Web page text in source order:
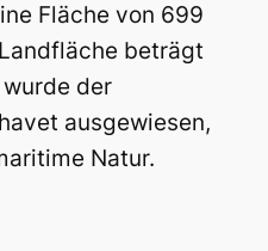
Fläche von 699
beträgt
der
ausgewiesen,
Natur.